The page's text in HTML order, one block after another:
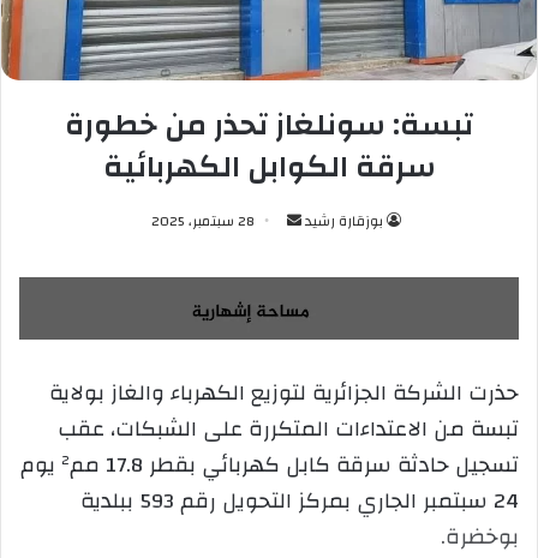
تبسة: سونلغاز تحذر من خطورة
سرقة الكوابل الكهربائية
بوزقارة رشيد
س
ل
ب
ي
د
ل
28 سبتمبر، 2025
حذرت الشركة الجزائرية لتوزيع الكهرباء والغاز بولاية
تبسة من الاعتداءات المتكررة على الشبكات، عقب
تسجيل حادثة سرقة كابل كهربائي بقطر 17.8 مم² يوم
24 سبتمبر الجاري بمركز التحويل رقم 593 ببلدية
بوخضرة.